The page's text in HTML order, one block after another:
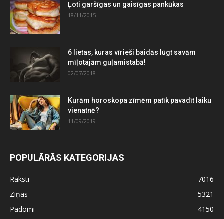
Ļoti garšīgas un gaisīgas pankūkas
18/11/2015
6 lietas, kuras vīrieši baidās lūgt savām
mīļotajām guļamistabā!
02/07/2018
Kurām horoskopa zīmēm patīk pavadīt laiku
vienatnē?
11/09/2019
POPULĀRĀS KATEGORIJAS
Raksti
7016
Ziņas
5321
Padomi
4150